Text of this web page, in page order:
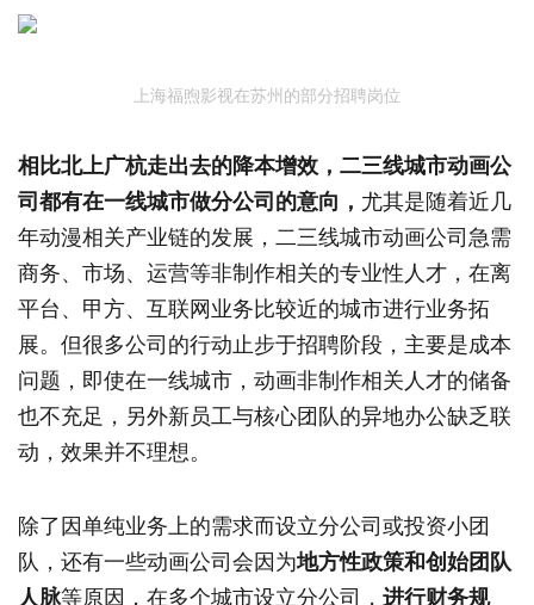
上海福煦影视在苏州的部分招聘岗位
相比北上广杭走出去的降本增效，二三线城市动画公
司都有在一线城市做分公司的意向， 尤其是随着近几
年动漫相关产业链的发展，二三线城市动画公司急需
商务、市场、运营等非制作相关的专业性人才，在离
平台、甲方、互联网业务比较近的城市进行业务拓
展。但很多公司的行动止步于招聘阶段，主要是成本
问题，即使在一线城市，动画非制作相关人才的储备
也不充足，另外新员工与核心团队的异地办公缺乏联
动，效果并不理想。
除了因单纯业务上的需求而设立分公司或投资小团
队，还有一些动画公司会因为地方性政策和创始团队
人脉等原因，在多个城市设立分公司， 进行财务规